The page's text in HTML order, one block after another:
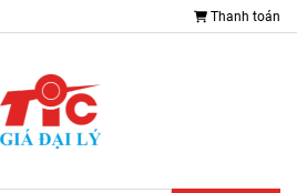
Thanh toán